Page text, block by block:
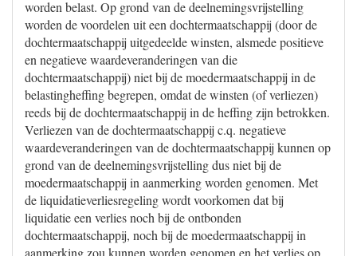
worden belast. Op grond van de deelnemingsvrijstelling
worden de voordelen uit een dochtermaatschappij (door de
dochtermaatschappij uitgedeelde winsten, alsmede positieve
en negatieve waardeveranderingen van die
dochtermaatschappij) niet bij de moedermaatschappij in de
belastingheffing begrepen, omdat de winsten (of verliezen)
reeds bij de dochtermaatschappij in de heffing zijn betrokken.
Verliezen van de dochtermaatschappij c.q. negatieve
waardeveranderingen van de dochtermaatschappij kunnen op
grond van de deelnemingsvrijstelling dus niet bij de
moedermaatschappij in aanmerking worden genomen. Met
de liquidatieverliesregeling wordt voorkomen dat bij
liquidatie een verlies noch bij de ontbonden
dochtermaatschappij, noch bij de moedermaatschappij in
aanmerking zou kunnen worden genomen en het verlies op